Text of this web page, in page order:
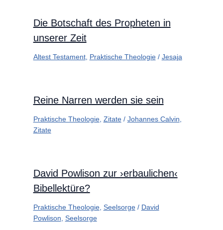
Die Botschaft des Propheten in
unserer Zeit
Altest Testament, Praktische Theologie/ Jesaja
Reine Narren werden sie sein
Praktische Theologie, Zitate/ Johannes Calvin
Zitate
David Powlison zur ›erbaulichen‹
Bibellektüre?
Praktische Theologie, Seelsorge/ David
Powlison Seelsorge